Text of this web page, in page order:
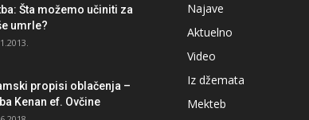
Šta možemo učiniti za
umrle?
propisi oblačenja –
Kenan ef. Ovčine
Najave
Aktuelno
Video
Iz džemata
Mekteb